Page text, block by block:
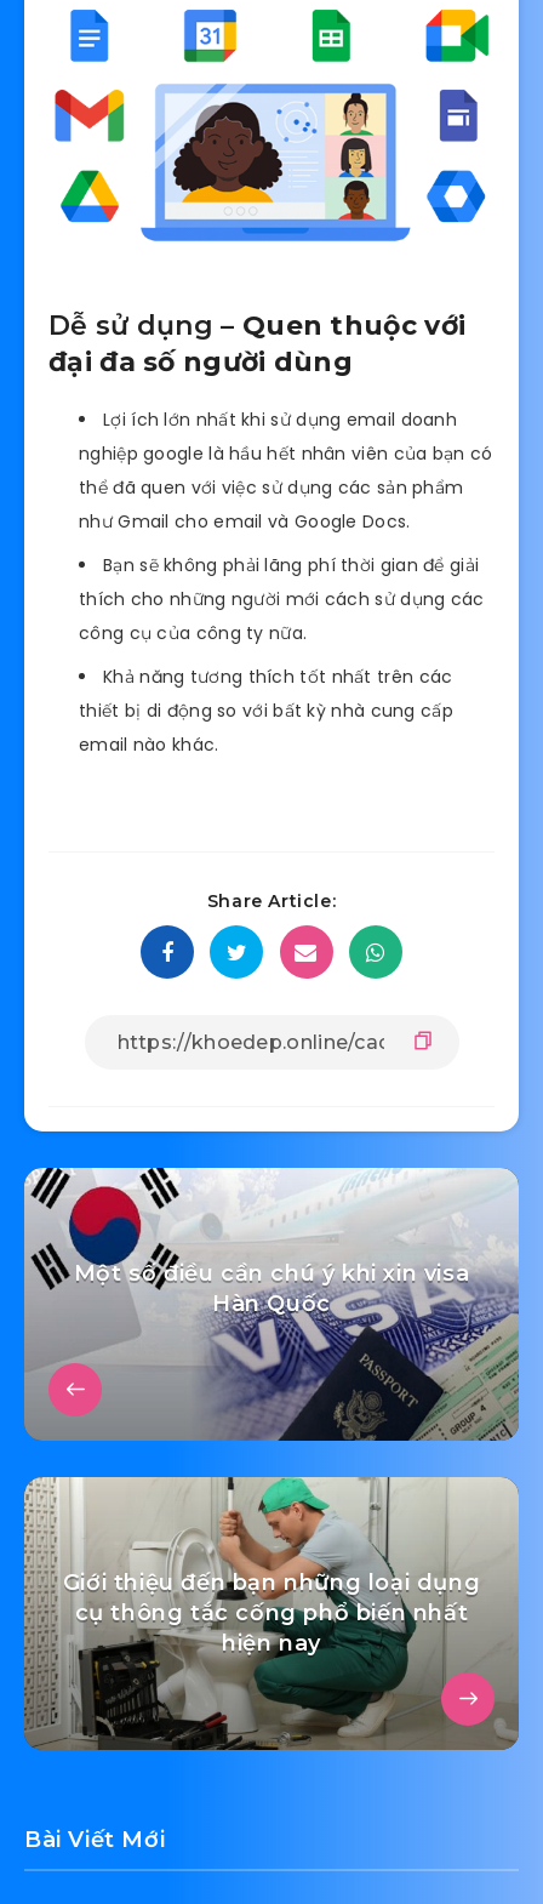
Dễ sử dụng – Quen thuộc với
đại đa số người dùng
Lợi ích lớn nhất khi sử dụng email doanh
nghiệp google là hầu hết nhân viên của bạn có
thể đã quen với việc sử dụng các sản phẩm
như Gmail cho email và Google Docs.
Bạn sẽ không phải lãng phí thời gian để giải
thích cho những người mới cách sử dụng các
công cụ của công ty nữa.
Khả năng tương thích tốt nhất trên các
thiết bị di động so với bất kỳ nhà cung cấp
email nào khác.
Share Article:
Một số điều cần chú ý khi xin visa
Hàn Quốc
Giới thiệu đến bạn những loại dụng
cụ thông tắc cống phổ biến nhất
hiện nay
Bài Viết Mới